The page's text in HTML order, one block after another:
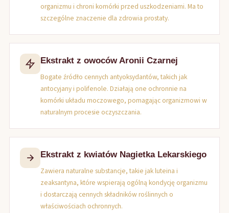
organizmu i chroni komórki przed uszkodzeniami. Ma to
szczególne znaczenie dla zdrowia prostaty.
Ekstrakt z owoców Aronii Czarnej
Bogate źródło cennych antyoksydantów, takich jak
antocyjany i polifenole. Działają one ochronnie na
komórki układu moczowego, pomagając organizmowi w
naturalnym procesie oczyszczania.
Ekstrakt z kwiatów Nagietka Lekarskiego
Zawiera naturalne substancje, takie jak luteina i
zeaksantyna, które wspierają ogólną kondycję organizmu
i dostarczają cennych składników roślinnych o
właściwościach ochronnych.